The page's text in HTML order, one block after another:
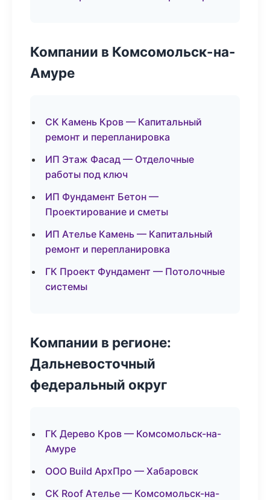
Компании в Комсомольск-на-
Амуре
СК Камень Кров — Капитальный
ремонт и перепланировка
ИП Этаж Фасад — Отделочные
работы под ключ
ИП Фундамент Бетон —
Проектирование и сметы
ИП Ателье Камень — Капитальный
ремонт и перепланировка
ГК Проект Фундамент — Потолочные
системы
Компании в регионе:
Дальневосточный
федеральный округ
ГК Дерево Кров — Комсомольск-на-
Амуре
ООО Build АрхПро — Хабаровск
СК Roof Ателье — Комсомольск-на-